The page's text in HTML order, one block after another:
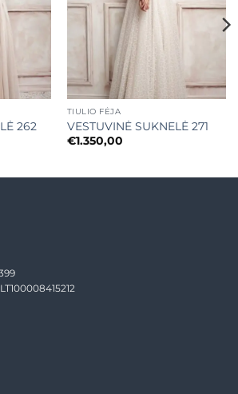
262
TIULIO FĖJA
VESTUVINĖ SUKNELĖ 271
€1.350,00